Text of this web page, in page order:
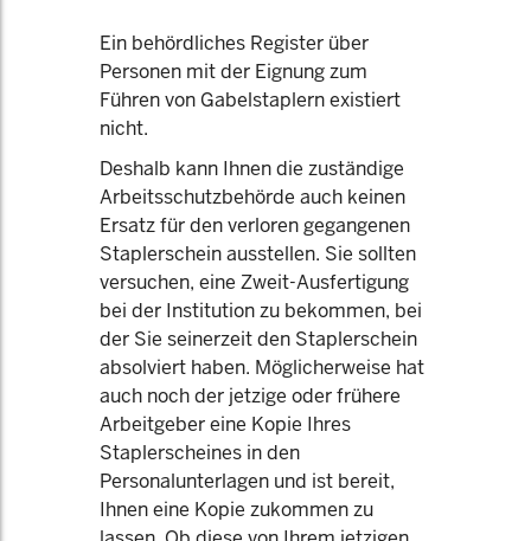
Ein behördliches Register über
Personen mit der Eignung zum
Führen von Gabelstaplern existiert
nicht.
Deshalb kann Ihnen die zuständige
Arbeitsschutzbehörde auch keinen
Ersatz für den verloren gegangenen
Staplerschein ausstellen. Sie sollten
versuchen, eine Zweit-Ausfertigung
bei der Institution zu bekommen, bei
der Sie seinerzeit den Staplerschein
absolviert haben. Möglicherweise hat
auch noch der jetzige oder frühere
Arbeitgeber eine Kopie Ihres
Staplerscheines in den
Personalunterlagen und ist bereit,
Ihnen eine Kopie zukommen zu